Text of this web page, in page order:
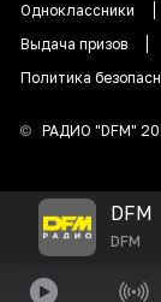
Одноклассники
Выдача призов
Политика
© РАДИО "DFM"
DFM
DFM